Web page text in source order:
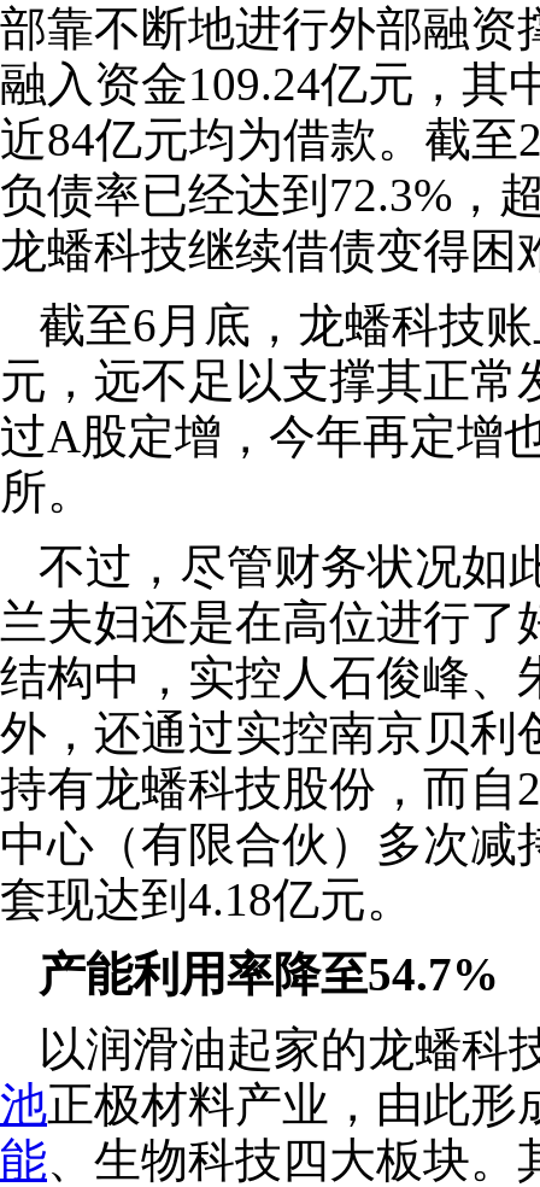
部靠不断地进行外部融资
融入资金109.24亿元，其
近84亿元均为借款。截至
负债率已经达到72.3%，
龙蟠科技继续借债变得困
截至6月底，龙蟠科技
元，远不足以支撑其正
过A股定增，今年再定增
所。
不过，尽管财务状况如
兰夫妇还是在高位进行
结构中，实控人石俊峰、
外，还通过实控南京贝利
持有龙蟠科技股份，而自
中心（有限合伙）多次
套现达到4.18亿元。
产能利用率降至54.7%
以润滑油起家的龙蟠科
池正极材料产业，由此形
能、生物科技四大板块